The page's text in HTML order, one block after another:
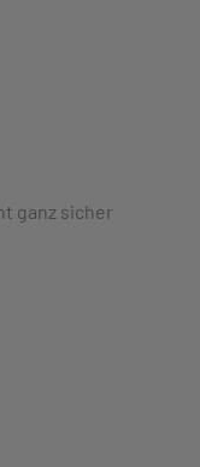
ganz sicher